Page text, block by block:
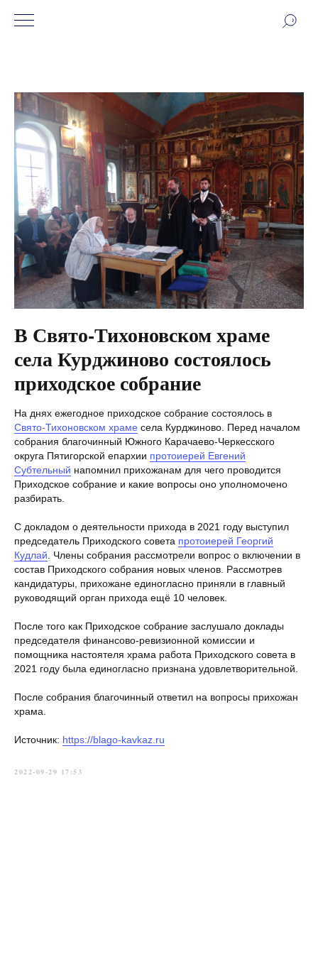
В Свято-Тихоновском храме
села Курджиново состоялось
приходское собрание
На днях ежегодное приходское собрание состоялось в
Свято-Тихоновском храме села Курджиново. Перед началом
собрания благочинный Южного Карачаево-Черкесского
округа Пятигорской епархии протоиерей Евгений
Субтельный напомнил прихожанам для чего проводится
Приходское собрание и какие вопросы оно уполномочено
разбирать.
С докладом о деятельности прихода в 2021 году выступил
председатель Приходского совета протоиерей Георгий
Кудлай. Члены собрания рассмотрели вопрос о включении в
состав Приходского собрания новых членов. Рассмотрев
кандидатуры, прихожане единогласно приняли в главный
руководящий орган прихода ещё 10 человек.
После того как Приходское собрание заслушало доклады
председателя финансово-ревизионной комиссии и
помощника настоятеля храма работа Приходского совета в
2021 году была единогласно признана удовлетворительной.
После собрания благочинный ответил на вопросы прихожан
храма.
Источник: https://blago-kavkaz.ru
2022-09-29 17:53